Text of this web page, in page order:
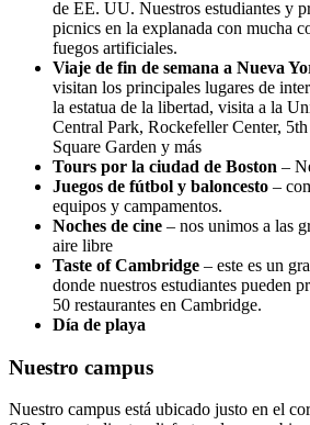
de EE. UU. Nuestros estudiantes y
picnics en la explanada con mucha
fuegos artificiales.
Viaje de fin de semana a Nueva
visitan los principales lugares de
la estatua de la libertad, visita a la
Central Park, Rockefeller Center,
Square Garden y más
Tours por la ciudad de Boston –
Juegos de fútbol y baloncesto –
equipos y campamentos.
Noches de cine – nos unimos a las
aire libre
Taste of Cambridge – este es un
donde nuestros estudiantes pueden
50 restaurantes en Cambridge.
Día de playa
Nuestro campus
Nuestro campus está ubicado justo en el